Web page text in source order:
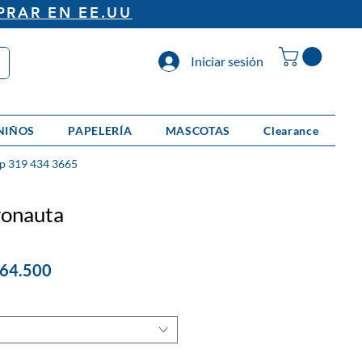
EN EE.UU
Iniciar sesión
PAPELERÍA MASCOTAS Clearance
319 434 3665